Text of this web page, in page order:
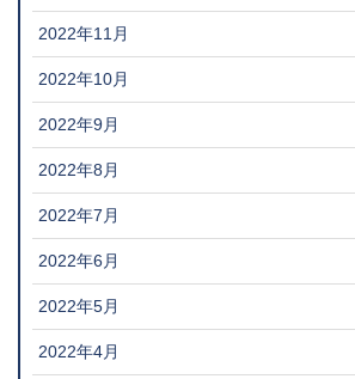
2022年11月
2022年10月
2022年9月
2022年8月
2022年7月
2022年6月
2022年5月
2022年4月